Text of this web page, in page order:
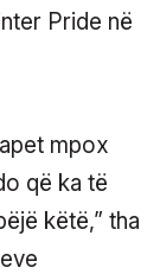
Pride në
mpox
që ka të
këtë,” tha